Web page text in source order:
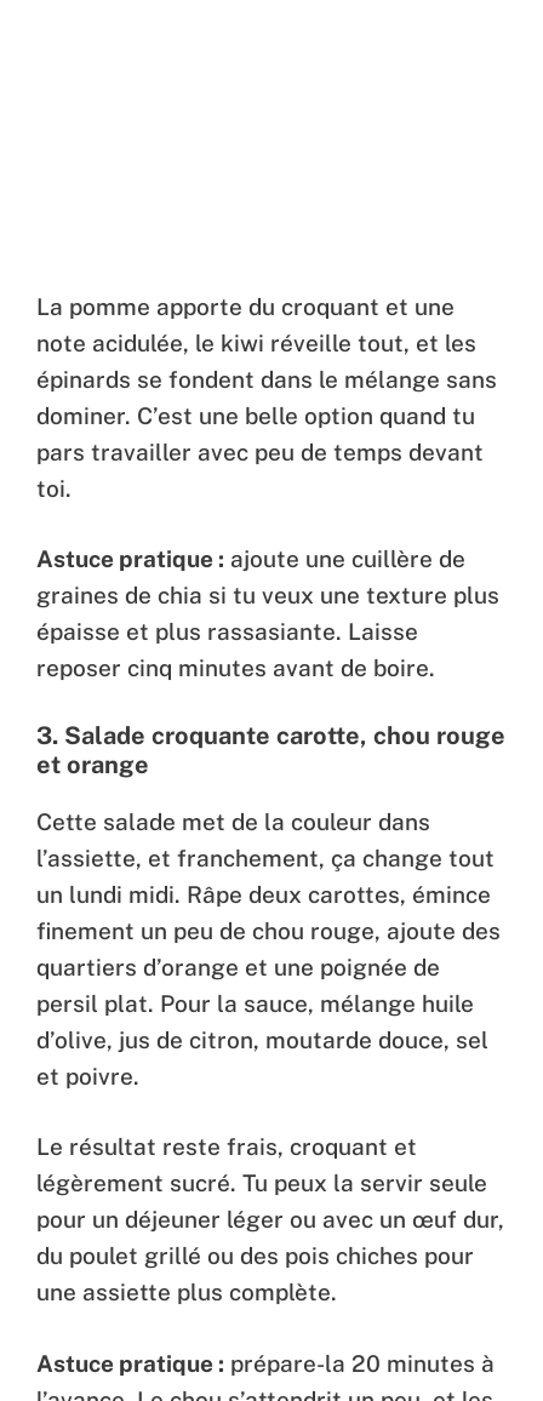
La pomme apporte du croquant et une
note acidulée, le kiwi réveille tout, et les
épinards se fondent dans le mélange sans
dominer. C’est une belle option quand tu
pars travailler avec peu de temps devant
toi.
Astuce pratique : ajoute une cuillère de
graines de chia si tu veux une texture plus
épaisse et plus rassasiante. Laisse
reposer cinq minutes avant de boire.
3. Salade croquante carotte, chou rouge
et orange
Cette salade met de la couleur dans
l’assiette, et franchement, ça change tout
un lundi midi. Râpe deux carottes, émince
finement un peu de chou rouge, ajoute des
quartiers d’orange et une poignée de
persil plat. Pour la sauce, mélange huile
d’olive, jus de citron, moutarde douce, sel
et poivre.
Le résultat reste frais, croquant et
légèrement sucré. Tu peux la servir seule
pour un déjeuner léger ou avec un œuf dur,
du poulet grillé ou des pois chiches pour
une assiette plus complète.
Astuce pratique : prépare-la 20 minutes à